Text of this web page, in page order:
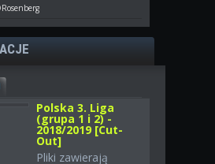
Polska 3. Liga
(grupa 1 i 2) -
2018/2019 [Cut-
Out]
Pliki zawierają